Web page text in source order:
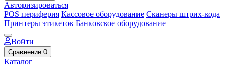
Авторизироваться
POS периферия Кассовое оборудование Сканеры штрих-кода
Принтеры этикеток Банковское оборудование
Войти
Сравнение 0
Каталог